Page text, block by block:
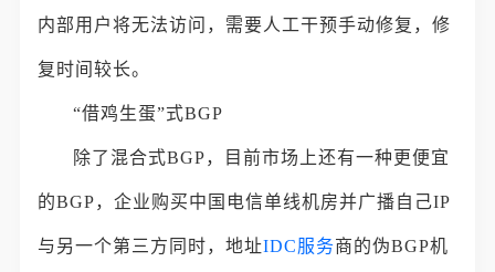
内部用户将无法访问，需要人工干预手动修复，修
复时间较长。
“借鸡生蛋”式BGP
除了混合式BGP，目前市场上还有一种更便宜
的BGP，企业购买中国电信单线机房并广播自己IP
与另一个第三方同时，地址IDC服务商的伪BGP机